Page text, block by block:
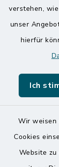
verstehen,
unser
hierfür
Ich
Wir weisen
Cookies
Website zu